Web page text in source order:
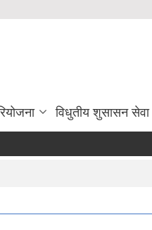
विधुतीय शुसासन सेवा